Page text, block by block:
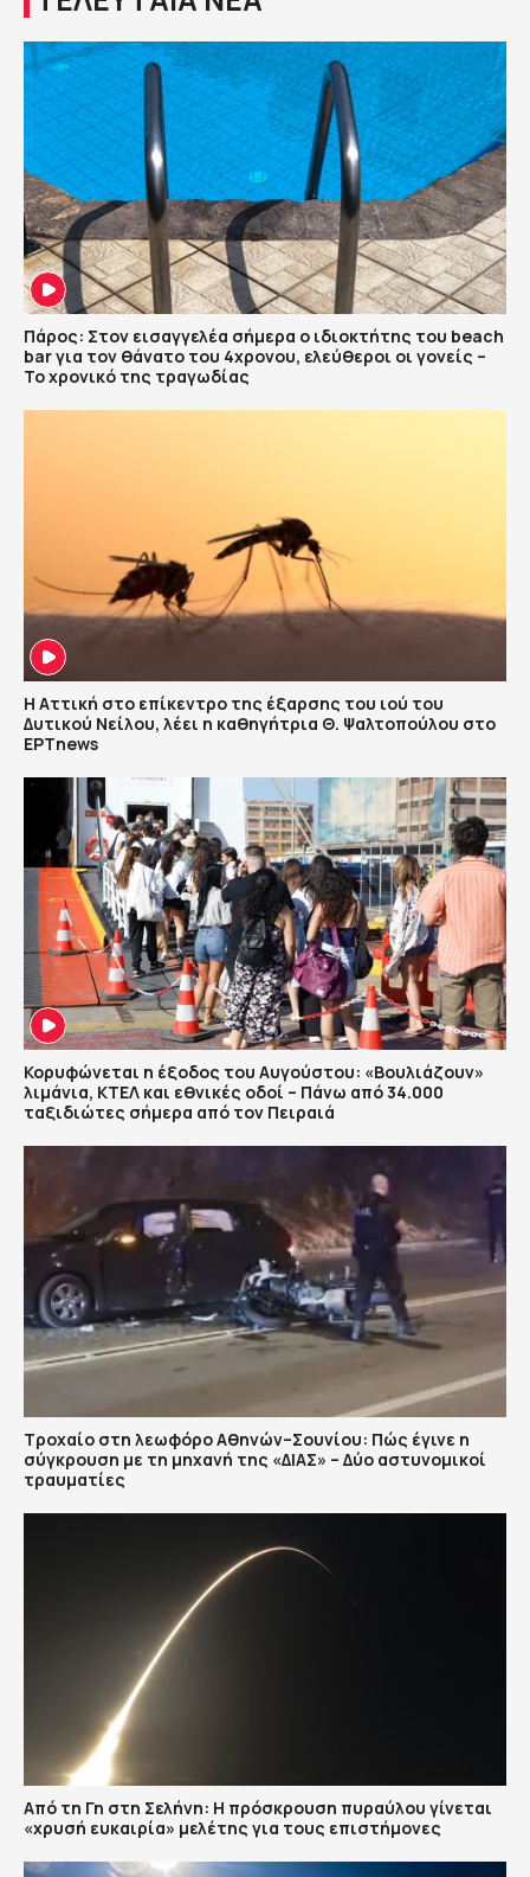
Πάρος: Στον εισαγγελέα σήμερα ο ιδιοκτήτης του beach
bar για τον θάνατο του 4χρονου, ελεύθεροι οι γονείς –
Το χρονικό της τραγωδίας
Η Αττική στο επίκεντρο της έξαρσης του ιού του
Δυτικού Νείλου, λέει η καθηγήτρια Θ. Ψαλτοπούλου στο
ΕΡΤnews
Κορυφώνεται η έξοδος του Αυγούστου: «Βουλιάζουν»
λιμάνια, ΚΤΕΛ και εθνικές οδοί – Πάνω από 34.000
ταξιδιώτες σήμερα από τον Πειραιά
Τροχαίο στη λεωφόρο Αθηνών–Σουνίου: Πώς έγινε η
σύγκρουση με τη μηχανή της «ΔΙΑΣ» – Δύο αστυνομικοί
τραυματίες
Από τη Γη στη Σελήνη: Η πρόσκρουση πυραύλου γίνεται
«χρυσή ευκαιρία» μελέτης για τους επιστήμονες